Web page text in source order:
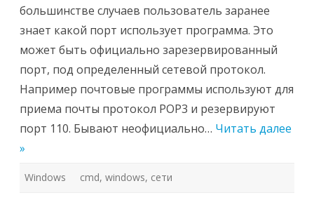
большинстве случаев пользователь заранее
знает какой порт использует программа. Это
может быть официально зарезервированный
порт, под определенный сетевой протокол.
Например почтовые программы используют для
приема почты протокол POP3 и резервируют
порт 110. Бывают неофициально… Читать далее
»
Windows cmd, windows, сети